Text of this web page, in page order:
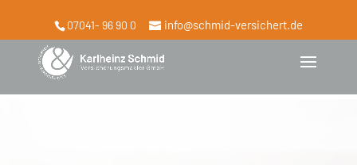
07041- 96 90 0 info@schmid-versichert.de